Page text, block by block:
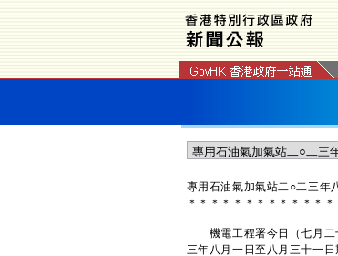
專用石油氣加氣站二○二三年
＊ ＊ ＊ ＊ ＊ ＊ ＊ ＊ ＊ ＊ ＊ ＊ ＊
機電工程署今日（七月二
三年八月一日至八月三十一日